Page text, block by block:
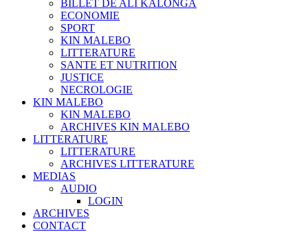
BILLET DE ALI KALONGA
ECONOMIE
SPORT
KIN MALEBO
LITTERATURE
SANTE ET NUTRITION
JUSTICE
NECROLOGIE
KIN MALEBO
KIN MALEBO
ARCHIVES KIN MALEBO
LITTERATURE
LITTERATURE
ARCHIVES LITTERATURE
MEDIAS
AUDIO
LOGIN
ARCHIVES
CONTACT